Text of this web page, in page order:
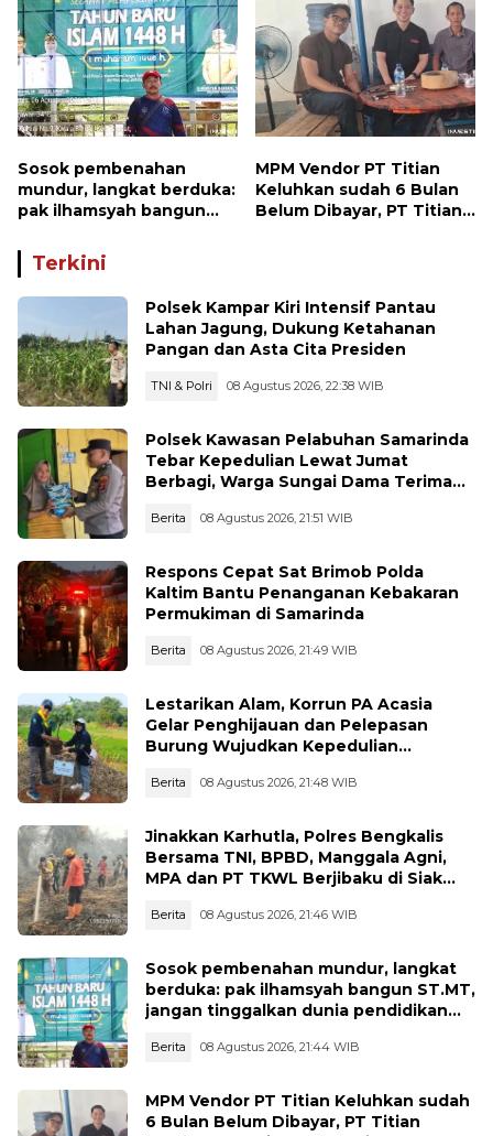
Sosok pembenahan
mundur, langkat berduka:
pak ilhamsyah bangun
dunia pendidikan kita
MPM Vendor PT Titian
Keluhkan sudah 6 Bulan
Belum Dibayar, PT Titian
Terkini
Polsek Kampar Kiri Intensif Pantau
Lahan Jagung, Dukung Ketahanan
Pangan dan Asta Cita Presiden
TNI & Polri 08 Agustus 2026, 22:38 WIB
Polsek Kawasan Pelabuhan Samarinda
Tebar Kepedulian Lewat Jumat
Berbagi, Warga Sungai Dama Terima
Berita 08 Agustus 2026, 21:51 WIB
Respons Cepat Sat Brimob Polda
Kaltim Bantu Penanganan Kebakaran
Permukiman di Samarinda
Berita 08 Agustus 2026, 21:49 WIB
Lestarikan Alam, Korrun PA Acasia
Gelar Penghijauan dan Pelepasan
Burung Wujudkan Kepedulian
Berita 08 Agustus 2026, 21:48 WIB
Jinakkan Karhutla, Polres Bengkalis
Bersama TNI, BPBD, Manggala Agni,
MPA dan PT TKWL Berjibaku di Siak
Berita 08 Agustus 2026, 21:46 WIB
Sosok pembenahan mundur, langkat
berduka: pak ilhamsyah bangun ST.MT,
jangan tinggalkan dunia pendidikan
Berita 08 Agustus 2026, 21:44 WIB
MPM Vendor PT Titian Keluhkan sudah
6 Bulan Belum Dibayar, PT Titian